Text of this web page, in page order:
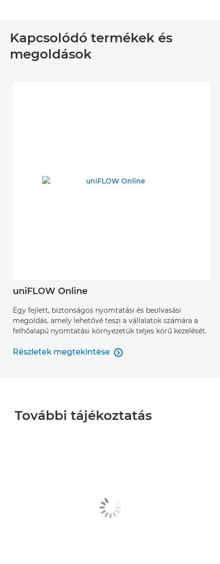
Kapcsolódó termékek és
megoldások
uniFLOW Online
Egy fejlett, biztonságos nyomtatási és beolvasási
megoldás, amely lehetővé teszi a vállalatok számára a
felhőalapú nyomtatási környezetük teljes körű kezelését.
Részletek megtekintése
Részletek megtekintése

További tájékoztatás